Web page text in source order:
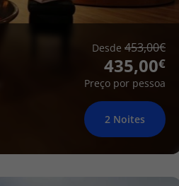
Desde 453,00
435,00
Preço por pessoa
2 Noites